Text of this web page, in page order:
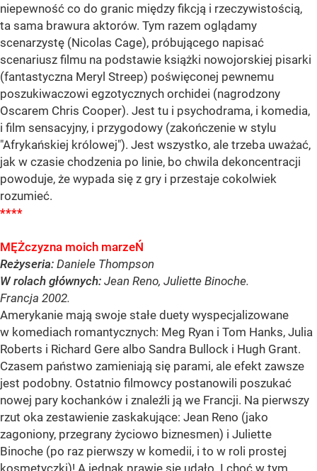
niepewność co do granic między fikcją i rzeczywistością,
ta sama brawura aktorów. Tym razem oglądamy
scenarzystę (Nicolas Cage), próbującego napisać
scenariusz filmu na podstawie książki nowojorskiej pisarki
(fantastyczna Meryl Streep) poświęconej pewnemu
poszukiwaczowi egzotycznych orchidei (nagrodzony
Oscarem Chris Cooper). Jest tu i psychodrama, i komedia,
i film sensacyjny, i przygodowy (zakończenie w stylu
"Afrykańskiej królowej"). Jest wszystko, ale trzeba uważać,
jak w czasie chodzenia po linie, bo chwila dekoncentracji
powoduje, że wypada się z gry i przestaje cokolwiek
rozumieć.
****
MĘŻczyzna moich marzeŃ
Reżyseria: Daniele Thompson
W rolach głównych: Jean Reno, Juliette Binoche.
Francja 2002.
Amerykanie mają swoje stałe duety wyspecjalizowane
w komediach romantycznych: Meg Ryan i Tom Hanks, Julia
Roberts i Richard Gere albo Sandra Bullock i Hugh Grant.
Czasem państwo zamieniają się parami, ale efekt zawsze
jest podobny. Ostatnio filmowcy postanowili poszukać
nowej pary kochanków i znaleźli ją we Francji. Na pierwszy
rzut oka zestawienie zaskakujące: Jean Reno (jako
zagoniony, przegrany życiowo biznesmen) i Juliette
Binoche (po raz pierwszy w komedii, i to w roli prostej